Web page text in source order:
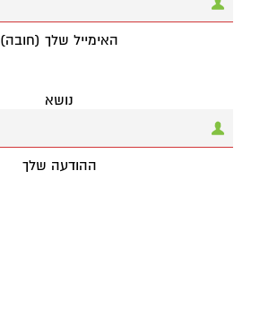
האימייל שלך (חובה)
נושא
ההודעה שלך